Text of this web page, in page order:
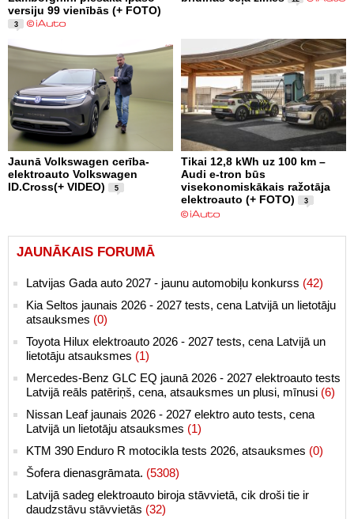
versiju 99 vienībās (+ FOTO)
3
Jaunā Volkswagen cerība-
elektroauto Volkswagen
ID.Cross(+ VIDEO)
5
Tikai 12,8 kWh uz 100 km –
Audi e-tron būs
visekonomiskākais ražotāja
elektroauto (+ FOTO)
3
JAUNĀKAIS FORUMĀ
Latvijas Gada auto 2027 - jaunu automobiļu konkurss (42)
Kia Seltos jaunais 2026 - 2027 tests, cena Latvijā un lietotāju
atsauksmes (0)
Toyota Hilux elektroauto 2026 - 2027 tests, cena Latvijā un
lietotāju atsauksmes (1)
Mercedes-Benz GLC EQ jaunā 2026 - 2027 elektroauto tests
Latvijā reāls patēriņš, cena, atsauksmes un plusi, mīnusi (6)
Nissan Leaf jaunais 2026 - 2027 elektro auto tests, cena
Latvijā un lietotāju atsauksmes (1)
KTM 390 Enduro R motocikla tests 2026, atsauksmes (0)
Šofera dienasgrāmata. (5308)
Latvijā sadeg elektroauto biroja stāvvietā, cik droši tie ir
daudzstāvu stāvvietās (32)